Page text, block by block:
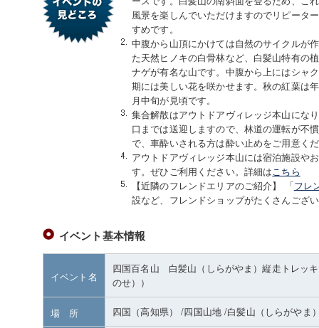
風景を楽しんでいただけますのでリピータ
すめです。
中腹から山頂にかけては自然のサイクルが
た天然ヒノキの白骨林など、白髪山特有の
ナゲが有名な山です。中腹から上にはシャ
期には美しい花を咲かせます。秋の紅葉は
月中旬が見頃です。
集合解散はアウトドアヴィレッジ本山にな
口までは送迎しますので、林道の運転が不
で、車酔いされる方は酔い止めをご用意く
アウトドアヴィレッジ本山には宿泊施設や
す。ぜひご利用ください。詳細はこちら
【近隣のフレンドエリアのご紹介】 「フレ
設など、フレンドショップがたくさんござ
イベント基本情報
イベント名
四国百名山 白髪山（しらがやま）縦走トレッ
のせ））
場 所 四国（高知県） /四国山地 /白髪山（しらがやま